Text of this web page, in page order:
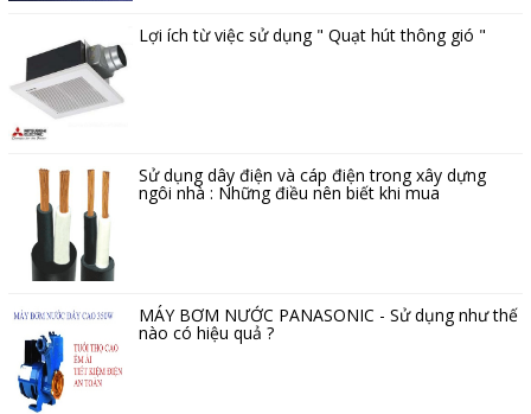
Lợi ích từ việc sử dụng " Quạt hút thông gió "
Sử dụng dây điện và cáp điện trong xây dựng
ngôi nhà : Những điều nên biết khi mua
MÁY BƠM NƯỚC PANASONIC - Sử dụng như thế
nào có hiệu quả ?